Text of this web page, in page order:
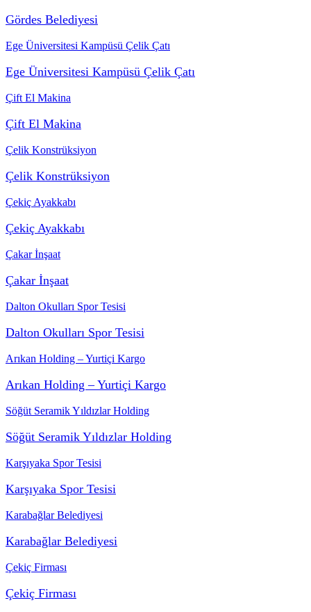
Gördes Belediyesi
Ege Üniversitesi Kampüsü Çelik Çatı
Ege Üniversitesi Kampüsü Çelik Çatı
Çift El Makina
Çift El Makina
Çelik Konstrüksiyon
Çelik Konstrüksiyon
Çekiç Ayakkabı
Çekiç Ayakkabı
Çakar İnşaat
Çakar İnşaat
Dalton Okulları Spor Tesisi
Dalton Okulları Spor Tesisi
Arıkan Holding – Yurtiçi Kargo
Arıkan Holding – Yurtiçi Kargo
Söğüt Seramik Yıldızlar Holding
Söğüt Seramik Yıldızlar Holding
Karşıyaka Spor Tesisi
Karşıyaka Spor Tesisi
Karabağlar Belediyesi
Karabağlar Belediyesi
Çekiç Firması
Çekiç Firması